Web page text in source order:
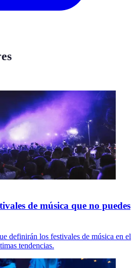
de música que no puedes
definirán los festivales de música en el
tendencias.